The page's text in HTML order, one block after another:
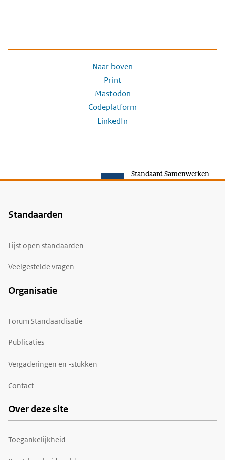
Naar boven
Print
Mastodon
Codeplatform
LinkedIn
Standaard Samenwerken
Voet
Standaarden
Lijst open standaarden
Veelgestelde vragen
Organisatie
Forum Standaardisatie
Publicaties
Vergaderingen en -stukken
Contact
Over deze site
Toegankelijkheid